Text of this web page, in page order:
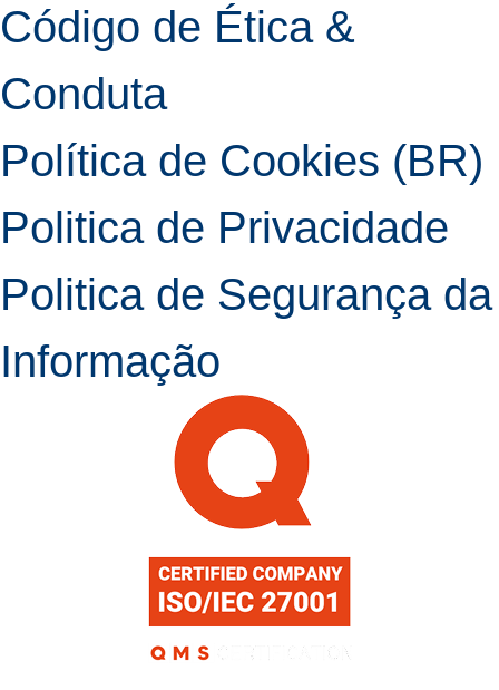
Código de Ética &
Conduta
Política de Cookies (BR)
Politica de Privacidade
Politica de Segurança da
Informação